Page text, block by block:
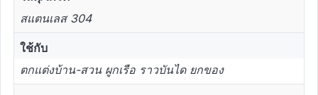
สแตนเลส 304
ใช้กับ
ตกแต่งบ้าน-สวน ผูกเรือ ราวบันได ยกของ